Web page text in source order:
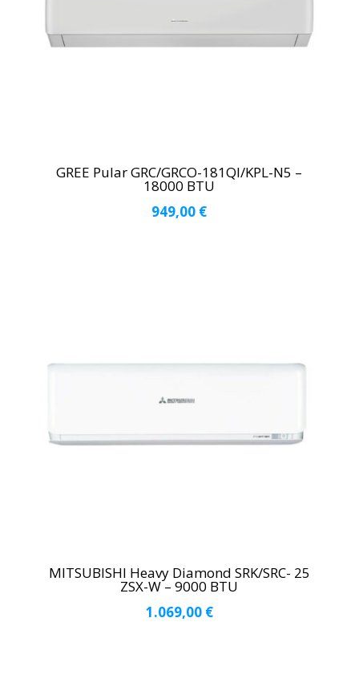
GREE Pular GRC/GRCO-181QI/KPL-N5 –
18000 BTU
949,00 €
MITSUBISHI Heavy Diamond SRK/SRC- 25
ZSX-W – 9000 BTU
1.069,00 €